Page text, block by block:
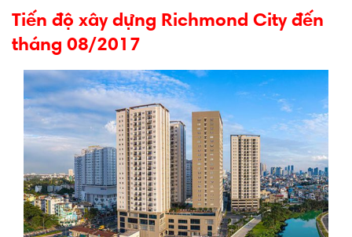
Tiến độ xây dựng Richmond City đến
tháng 08/2017